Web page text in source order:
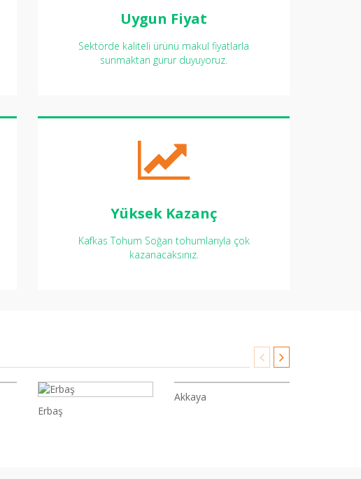
Uygun Fiyat
Sektörde kaliteli ürünü makul fiyatlarla
sunmaktan gurur duyuyoruz.
Yüksek Kazanç
Kafkas Tohum Soğan tohumlarıyla çok
kazanacaksınız.
Erbaş
Akkaya